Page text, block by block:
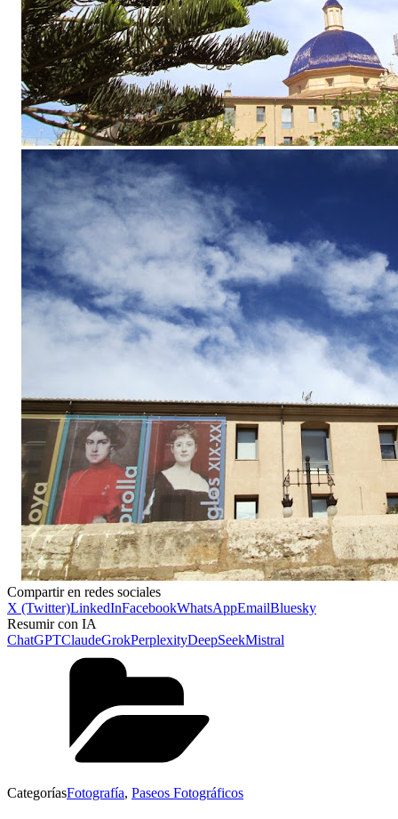
Compartir en redes sociales
X (Twitter)LinkedInFacebookWhatsAppEmailBluesky
Resumir con IA
ChatGPTClaudeGrokPerplexityDeepSeekMistral
CategoríasFotografía, Paseos Fotográficos